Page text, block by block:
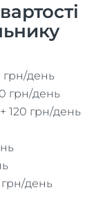
грн/день
грн/день
120 грн/день
день